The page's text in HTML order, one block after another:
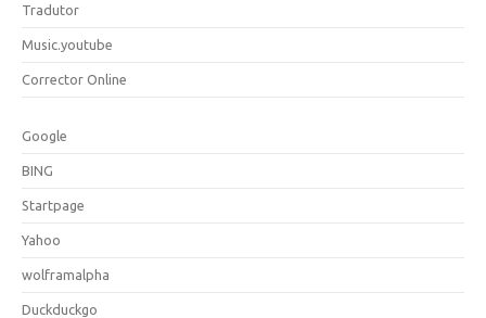
Tradutor
Music.youtube
Corrector Online
Google
BING
Startpage
Yahoo
wolframalpha
Duckduckgo